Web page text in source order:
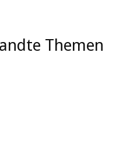
Themen